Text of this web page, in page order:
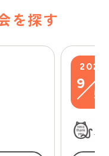
を探す
2026
9
5